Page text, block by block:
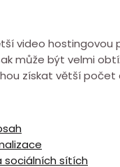
video
může být velmi
získat větší počet
sociálních sítích